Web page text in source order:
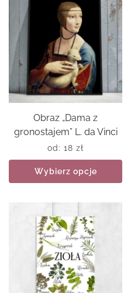
Obraz „Dama z
gronostajem” L. da Vinci
od: 18 zł
Wybierz opcje